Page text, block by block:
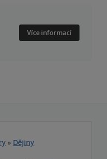
Více informací
» Dějiny